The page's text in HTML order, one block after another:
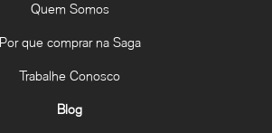
Quem Somos
Por que comprar na Saga
Trabalhe Conosco
Blog